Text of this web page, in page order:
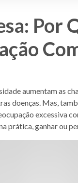
Por
aumentam as
doenças. Mas,
excessiva
prática, ganhar ou